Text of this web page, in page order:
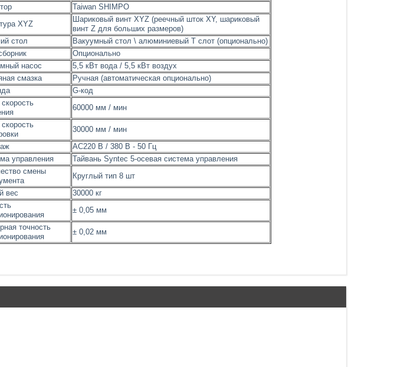
Taiwan SHIMPO
XYZ
Шариковый винт XYZ (реечный шток XY, шариковый
винт Z для больших размеров)
стол
Вакуумный стол \ алюминиевый T слот (опционально)
Опционально
насос
5,5 кВт вода / 5,5 кВт воздух
смазка
Ручная (автоматическая опционально)
G-код
60000 мм / мин
30000 мм / мин
AC220 В / 380 В - 50 Гц
управления
Тайвань Syntec 5-осевая система управления
смены
Круглый тип 8 шт
вес
30000 кг
± 0,05 мм
точность
± 0,02 мм